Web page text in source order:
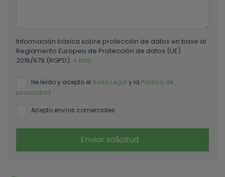
Información básica sobre protección de datos en base al
Reglamento Europeo de Protección de datos (UE)
2016/679 (RGPD). + Info
He leído y acepto el Aviso Legal y la Política de
privacidad
Acepto envíos comerciales
Enviar solicitud